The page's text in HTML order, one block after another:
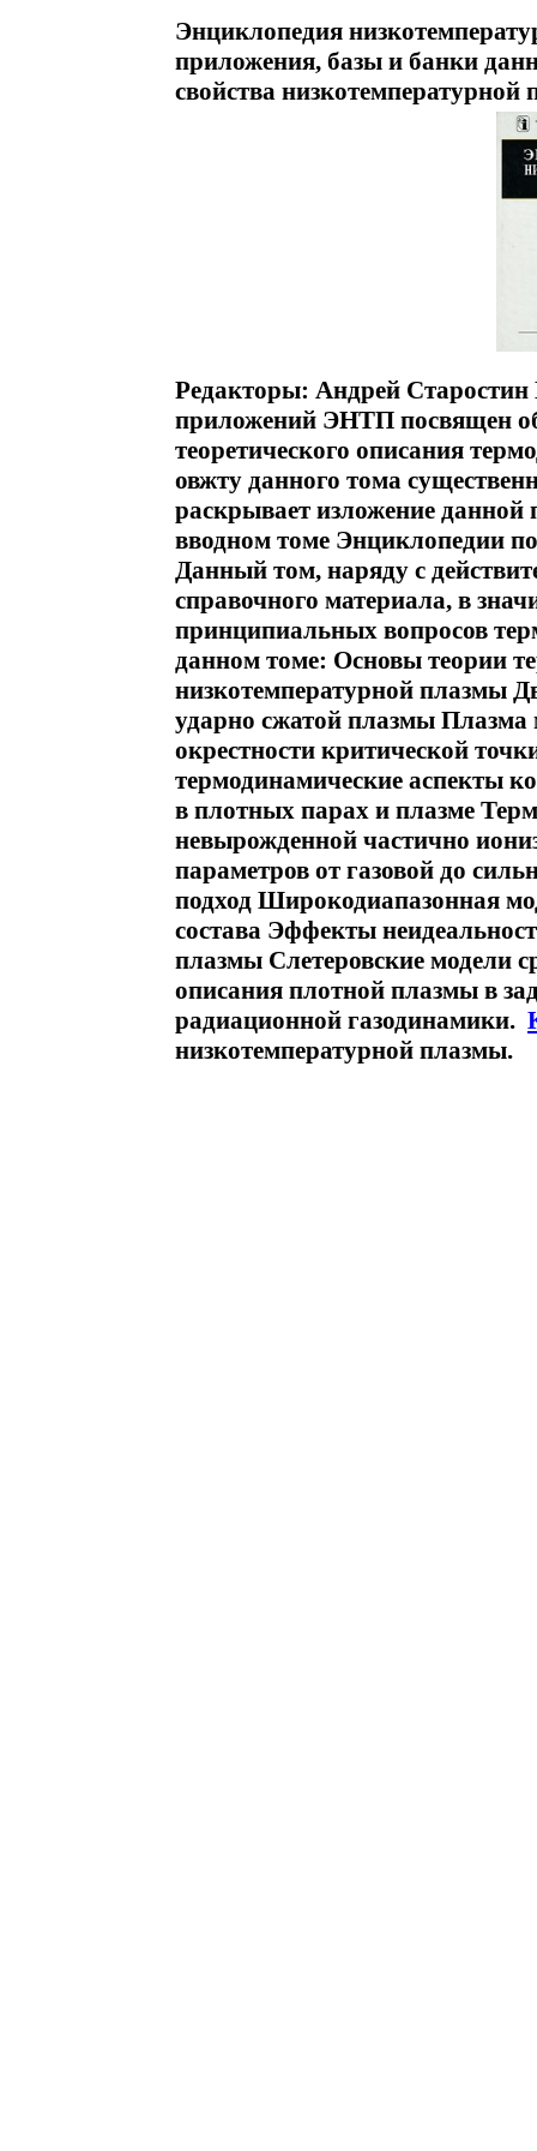
Энциклопедия
приложения, базы и банки
свойства
Редакторы: Андрей
приложений ЭНТП посвящен
теоретического описания
овжту данного тома
раскрывает изложение данной
вводном томе Энциклопедии
Данный том, наряду с
справочного материала, в
принципиальных вопросов
данном томе: Основы теории
низкотемпературной плазмы
ударно сжатой плазмы Плазма
окрестности критической
термодинамические аспекты
в плотных парах и плазме
невырожденной частично
параметров от газовой до
подход Широкодиапазонная
состава Эффекты
плазмы Слетеровские модели
описания плотной плазмы в
радиационной газодинамики.
низкотемпературной плазмы.